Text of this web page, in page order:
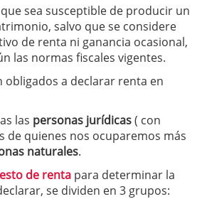
sea susceptible de producir un
salvo que se considere
de renta ni ganancia ocasional,
las normas fiscales vigentes.
obligados a declarar renta en
las personas jurídicas( con
de quienes nos ocuparemos más
naturales.
de renta para determinar la
se dividen en 3 grupos: